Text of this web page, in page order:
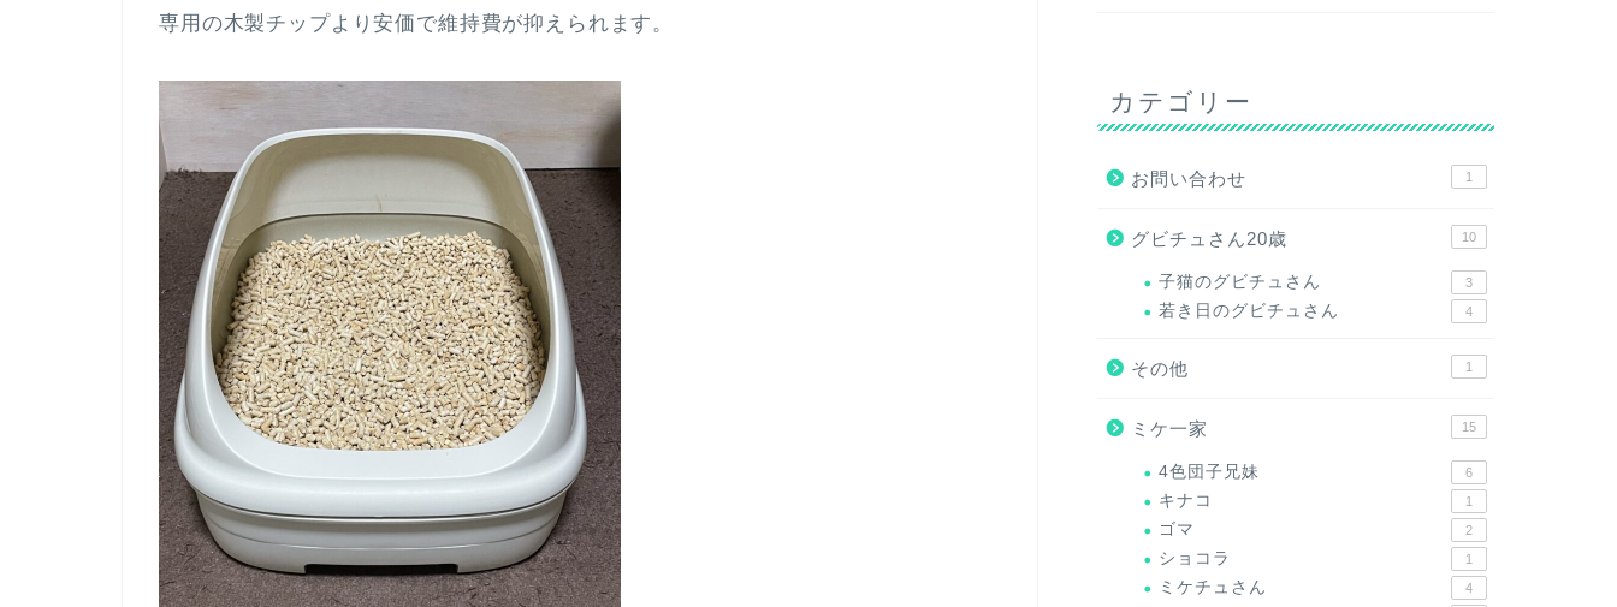
専用の木製チップより安価で維持費が抑えられます。
カテゴリー
お問い合わせ 1
グビチュさん20歳 10
子猫のグビチュさん 3
若き日のグビチュさん 4
その他 1
ミケ一家 15
4色団子兄妹 6
キナコ 1
ゴマ 2
ショコラ 1
ミケチュさん 4